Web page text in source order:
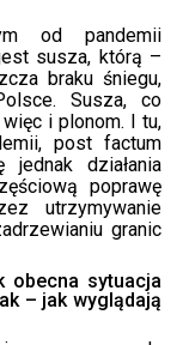
od pandemii
susza, którą –
braku śniegu,
Susza, co
i plonom. I tu,
post factum
działania
poprawę
utrzymywanie
granic
obecna sytuacja
– jak wyglądają